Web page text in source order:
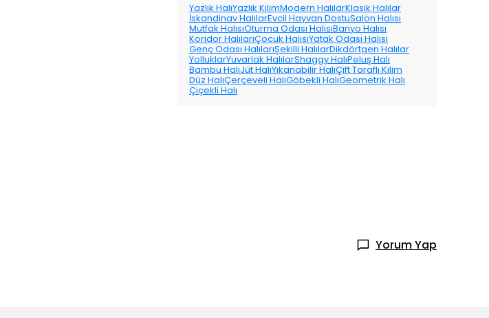
Yazlık HalıYazlık KilimModern HalılarKlasik Halılar
İskandinav HalılarEvcil Hayvan DostuSalon Halısı
Mutfak HalısıOturma Odası HalısıBanyo Halısı
Koridor HalılarıÇocuk HalısıYatak Odası Halısı
Genç Odası HalılarıŞekilli HalılarDikdörtgen Halılar
YolluklarYuvarlak HalılarShaggy HalıPeluş Halı
Bambu HalıJüt HalıYıkanabilir HalıÇift Taraflı Kilim
Düz HalıÇerçeveli HalıGöbekli HalıGeometrik Halı
Çiçekli Halı
Yorum Yap